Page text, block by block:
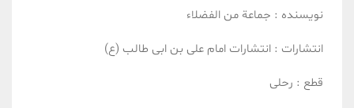
نویسنده : جماعة من الفضلاء
انتشارات : انتشارات امام علی بن ابی طالب (ع)
قطع : رحلی